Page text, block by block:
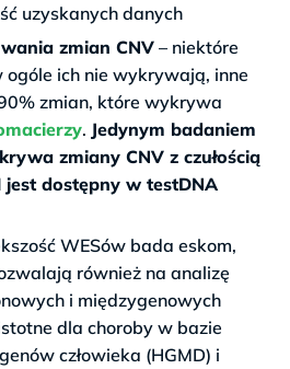
uzyskanych danych
zmian CNV – niektóre
ogóle ich nie wykrywają, inne
zmian, które wykrywa
. Jedynym badaniem
zmiany CNV z czułością
jest dostępny w testDNA
WESów bada eskom,
również na analizę
i międzygenowych
dla choroby w bazie
człowieka (HGMD) i